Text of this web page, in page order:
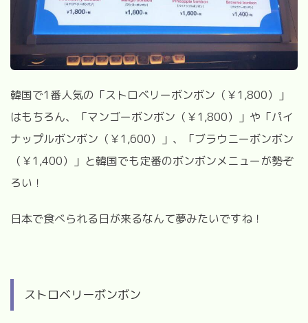
韓国で1 番人気の「ストロベリーボンボン（￥1,800）」
はもちろん、「マンゴーボンボン（￥1,800）」や「パイ
ナップルボンボン（￥1,600）」、「ブラウニーボンボン
（￥1,400）」と韓国でも定番のボンボンメニューが勢ぞ
ろい！
日本で食べられる日が来るなんて夢みたいですね！
ストロベリーボンボン